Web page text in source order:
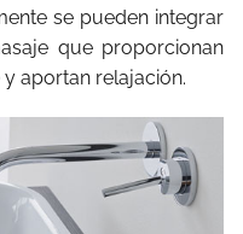
se pueden integrar
que proporcionan
aportan relajación.